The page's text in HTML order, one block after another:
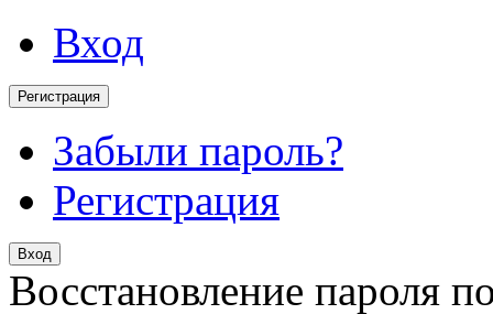
Вход
Регистрация
Забыли пароль?
Регистрация
Вход
Восстановление пароля